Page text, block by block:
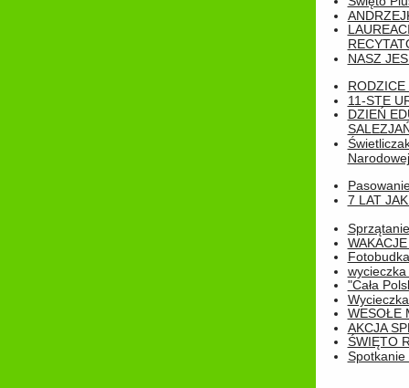
NASZ
RODZICE
11-STE
DZIEŃ
Narodowej
7 LAT
Fotobudka
"Cała
WESOŁE
AKCJA
ŚWIĘTO
Spotkanie